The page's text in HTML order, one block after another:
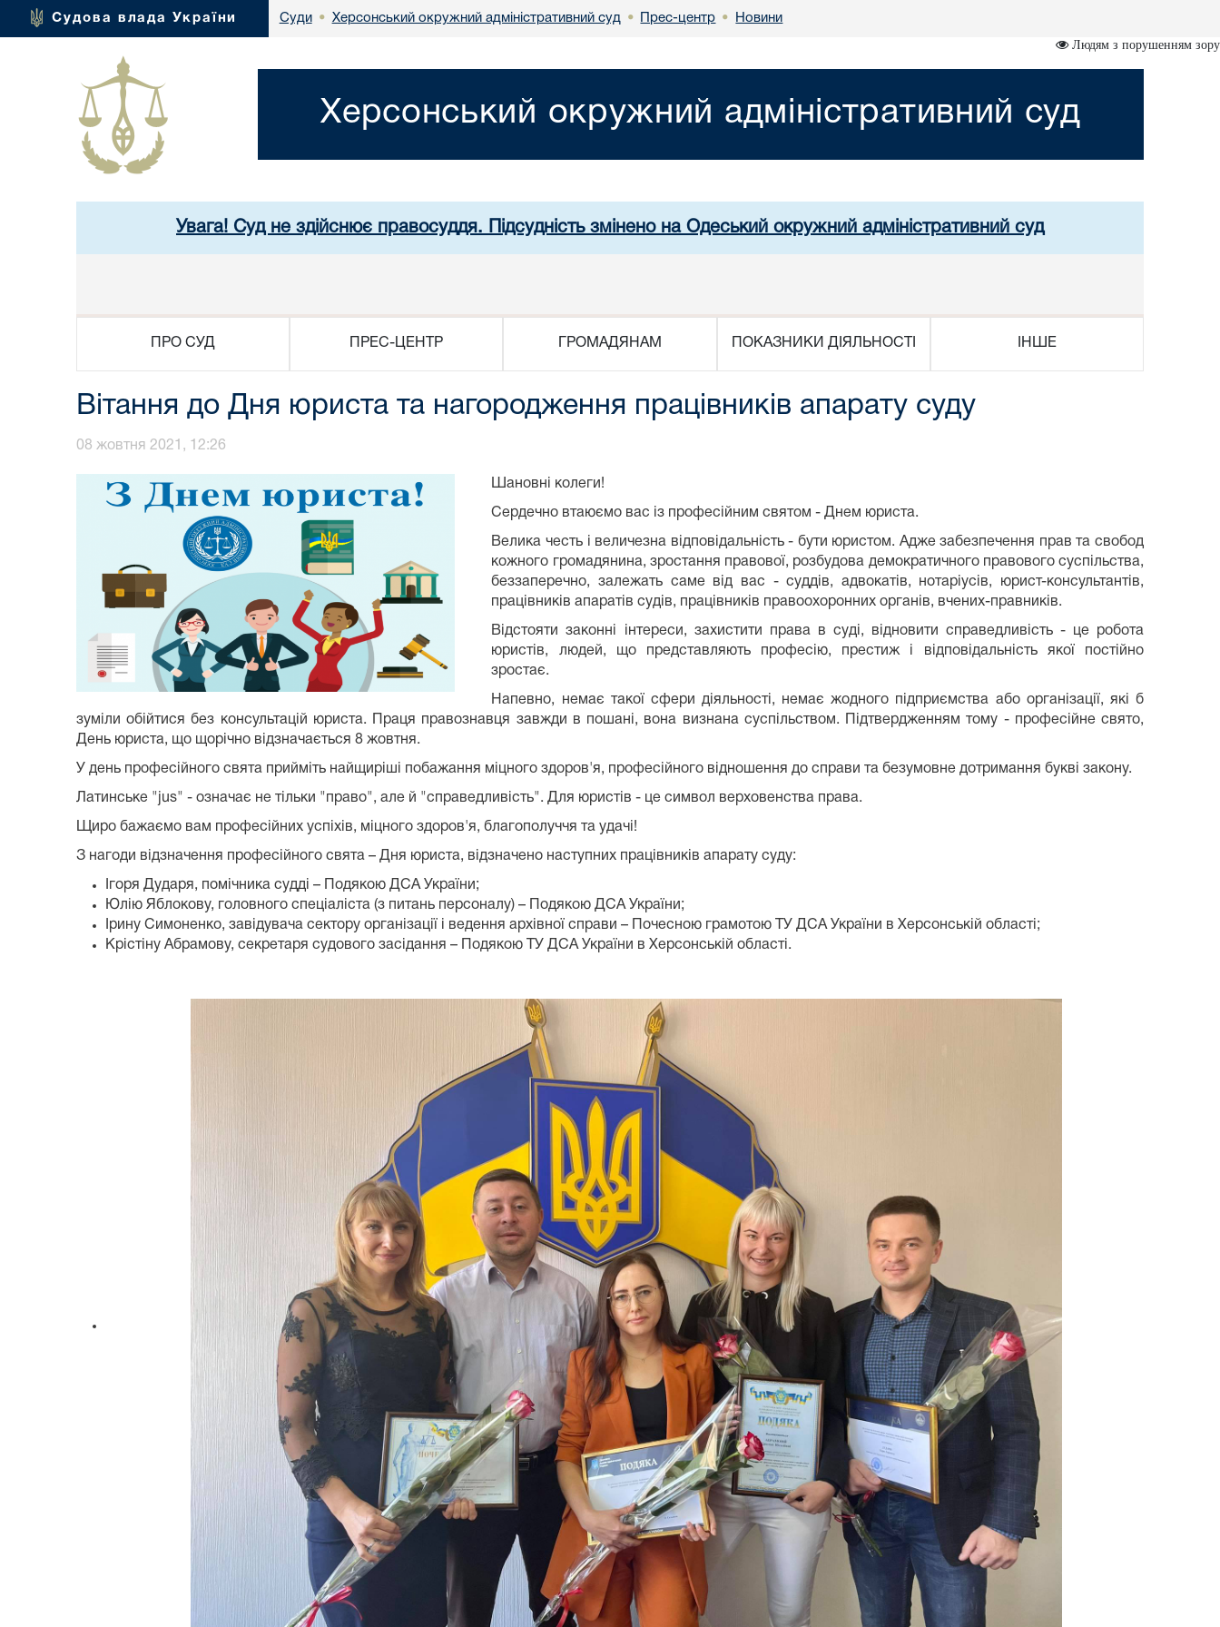
Судова влада України Суди • Херсонський окружний адміністративний суд • Прес-центр • Новини
Людям з порушенням зору
Херсонський окружний адміністративний суд
Увага! Суд не здійснює правосуддя. Підсудність змінено на Одеський окружний адміністративний суд
ПРО СУД ПРЕС-ЦЕНТР ГРОМАДЯНАМ ПОКАЗНИКИ ДІЯЛЬНОСТІ ІНШЕ
Вітання до Дня юриста та нагородження працівників апарату суду
08 жовтня 2021, 12:26
Шановні колеги!
Сердечно втаюємо вас із професійним святом - Днем юриста.
Велика честь і величезна відповідальність - бути юристом. Адже забезпечення прав та свобод
кожного громадянина, зростання правової, розбудова демократичного правового суспільства,
беззаперечно, залежать саме від вас - суддів, адвокатів, нотаріусів, юрист-консультантів,
працівників апаратів судів, працівників правоохоронних органів, вчених-правників.
Відстояти законні інтереси, захистити права в суді, відновити справедливість - це робота
юристів, людей, що представляють професію, престиж і відповідальність якої постійно
зростає.
Напевно, немає такої сфери діяльності, немає жодного підприємства або організації, які б
зуміли обійтися без консультацій юриста. Праця правознавця завжди в пошані, вона визнана суспільством. Підтвердженням тому - професійне свято,
День юриста, що щорічно відзначається 8 жовтня.
У день професійного свята прийміть найщиріші побажання міцного здоров'я, професійного відношення до справи та безумовне дотримання букві закону.
Латинське "jus" - означає не тільки "право", але й "справедливість". Для юристів - це символ верховенства права.
Щиро бажаємо вам професійних успіхів, міцного здоров'я, благополуччя та удачі!
З нагоди відзначення професійного свята – Дня юриста, відзначено наступних працівників апарату суду:
Ігоря Дударя, помічника судді – Подякою ДСА України;
Юлію Яблокову, головного спеціаліста (з питань персоналу) – Подякою ДСА України;
Ірину Симоненко, завідувача сектору організації і ведення архівної справи – Почесною грамотою ТУ ДСА України в Херсонській області;
Крістіну Абрамову, секретаря судового засідання – Подякою ТУ ДСА України в Херсонській області.